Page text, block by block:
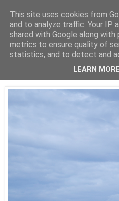
Artravelling
giovedì 20 ottobre 2011
Ῥόδος, Rodos,
This site uses cookies from
and to analyze traffic. Your IP
shared with Google along
metrics to ensure quality of
statistics, and to detect and
LEARN MORE